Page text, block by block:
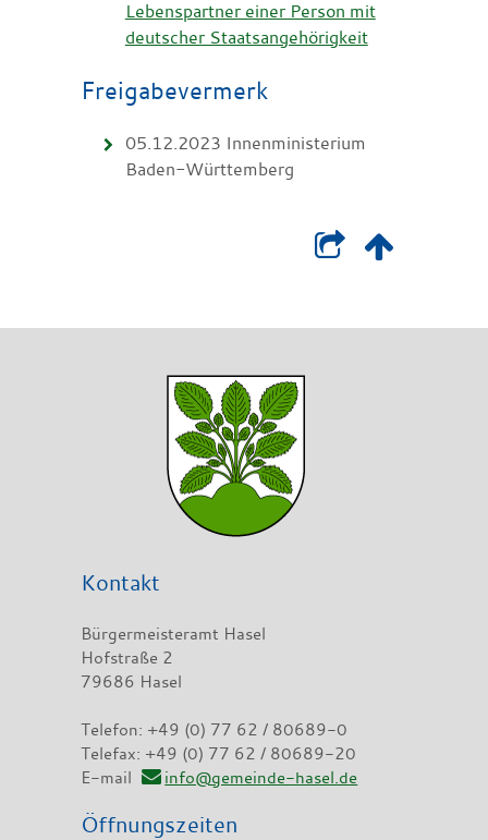
Lebenspartner einer Person mit
deutscher Staatsangehörigkeit
Freigabevermerk
05.12.2023 Innenministerium
Baden-Württemberg
Kontakt
Bürgermeisteramt Hasel
Hofstraße 2
79686 Hasel
Telefon: +49 (0) 77 62 / 80689-0
Telefax: +49 (0) 77 62 / 80689-20
E-mail
info@gemeinde-hasel.de
Öffnungszeiten